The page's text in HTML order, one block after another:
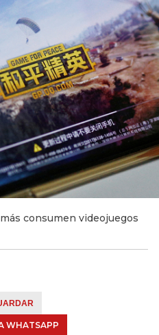
consumen videojuegos
WHATSAPP